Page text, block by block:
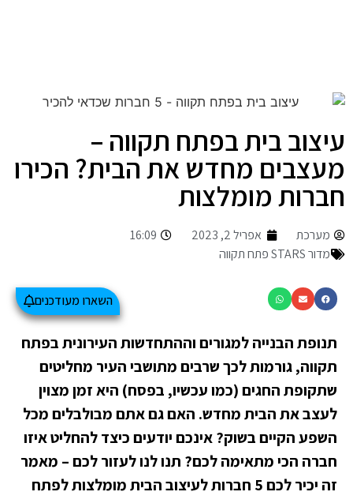
עיצוב בית בפתח תקווה –
מעצבים מחדש את הבית? הכירו
חברות מומלצות
מערכת אפריל 2, 2023
16:09
מדור STARS פתח תקווה
השארו מעודכנים
תנופת הבנייה למגורים וההתחדשות העירונית בפתח
תקווה, גורמות לכך שרבים מתושבי העיר מחליטים
שתקופת החגים (כמו עכשיו, בפסח) היא זמן מצוין
לעצב את הבית מחדש. האם גם אתם מבולבלים מכל
השפע הקיים בשוק? אינכם יודעים כיצד להחליט איזו
חברה הכי מתאימה לכם? תנו לנו לעזור לכם – מאמר
זה יכיר לכם 5 חברות לעיצוב הבית מומלצות לפתח